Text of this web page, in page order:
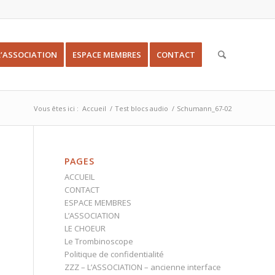
ESPACE MEMBRES CONTACT
Vous êtes ici : Accueil / Test blocs audio / Schumann_67-02
PAGES
ACCUEIL
CONTACT
ESPACE MEMBRES
L’ASSOCIATION
LE CHOEUR
Le Trombinoscope
Politique de confidentialité
ZZZ – L’ASSOCIATION – ancienne interface